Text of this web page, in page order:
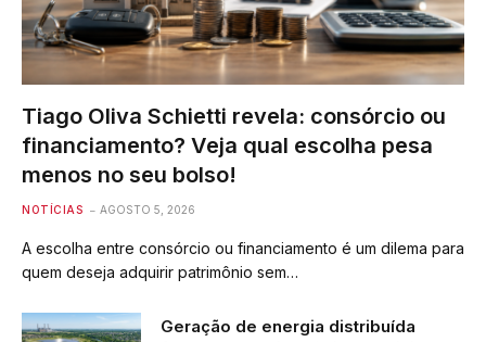
Tiago Oliva Schietti revela: consórcio ou
financiamento? Veja qual escolha pesa
menos no seu bolso!
NOTÍCIAS AGOSTO 5, 2026
A escolha entre consórcio ou financiamento é um dilema para
quem deseja adquirir patrimônio sem…
Geração de energia distribuída